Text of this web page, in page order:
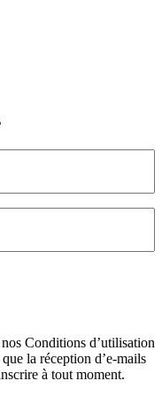
Conditions d’utilisation
la réception d’e-mails
à tout moment.